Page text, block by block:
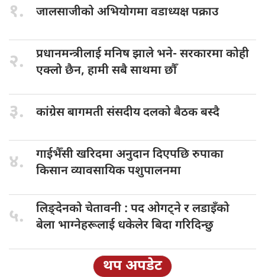
१. जालसाजीको अभियोगमावडाध्यक्ष पक्राउ
२. प्रधानमन्त्रीलाई मनिषझाले भने- सरकारमा कोही
एक्लो छैन, हामी सबै साथमा छौँ
३. कांग्रेस बागमतीसंसदीय दलको बैठक बस्दै
४. गाईभैँसी खरिदमाअनुदान दिएपछि रुपाका
किसान व्यावसायिक पशुपालनमा
५. लिङ्देनको चेतावनी : पद ओगट्ने र लडाइँको
बेला भाग्नेहरूलाई धकेलेर बिदा गरिदिन्छु
थप अपडेट